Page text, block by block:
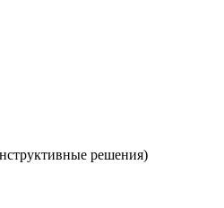
решения)